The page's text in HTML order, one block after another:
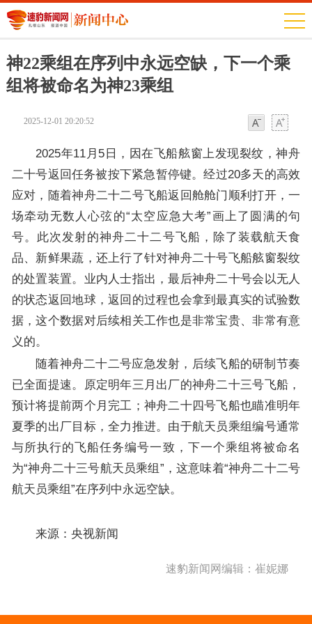
神22乘组在序列中永远空缺，下一个乘
组将被命名为神23乘组
2025-12-01 20:20:52
2025年11月5日，因在飞船舷窗上发现裂纹，神舟
二十号返回任务被按下紧急暂停键。经过20多天的高效
应对，随着神舟二十二号飞船返回舱舱门顺利打开，一
场牵动无数人心弦的“太空应急大考”画上了圆满的句
号。此次发射的神舟二十二号飞船，除了装载航天食
品、新鲜果蔬，还上行了针对神舟二十号飞船舷窗裂纹
的处置装置。业内人士指出，最后神舟二十号会以无人
的状态返回地球，返回的过程也会拿到最真实的试验数
据，这个数据对后续相关工作也是非常宝贵、非常有意
义的。
随着神舟二十二号应急发射，后续飞船的研制节奏
已全面提速。原定明年三月出厂的神舟二十三号飞船，
预计将提前两个月完工；神舟二十四号飞船也瞄准明年
夏季的出厂目标，全力推进。由于航天员乘组编号通常
与所执行的飞船任务编号一致，下一个乘组将被命名
为“神舟二十三号航天员乘组”，这意味着“神舟二十二号
航天员乘组”在序列中永远空缺。
来源：央视新闻
速豹新闻网编辑：崔妮娜